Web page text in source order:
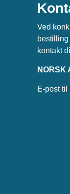
Ved
kontakt
NORSK
E-post til